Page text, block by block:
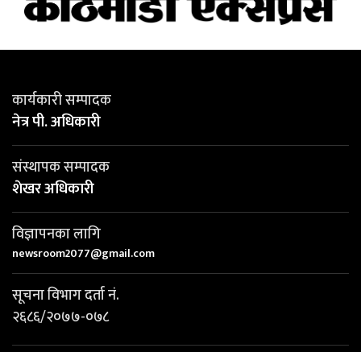
कार्यकारी सम्पादक
नेत्र पी. अधिकारी
संस्थापक सम्पादक
शेखर अधिकारी
विज्ञापनका लागि
newsroom2077@gmail.com
सूचना विभाग दर्ता नं.
२६८६/२०७७-०७८